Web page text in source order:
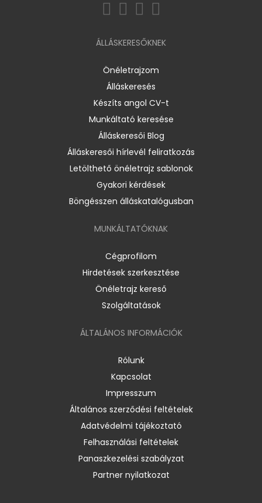
ÁLLÁSKERESŐKNEK
Önéletrajzom
Álláskeresés
Készíts angol CV-t
Munkáltató keresése
Álláskeresői Blog
Álláskeresői hírlevél feliratkozás
Letölthető önéletrajz sablonok
Gyakori kérdések
Böngésszen álláskatalógusban
MUNKÁLTATÓKNAK
Cégprofilom
Hirdetések szerkesztése
Önéletrajz kereső
Szolgáltatások
ÁLTALÁNOS INFORMÁCIÓK
Rólunk
Kapcsolat
Impresszum
Általános szerződési feltételek
Adatvédelmi tájékoztató
Felhasználási feltételek
Panaszkezelési szabályzat
Partner nyilatkozat